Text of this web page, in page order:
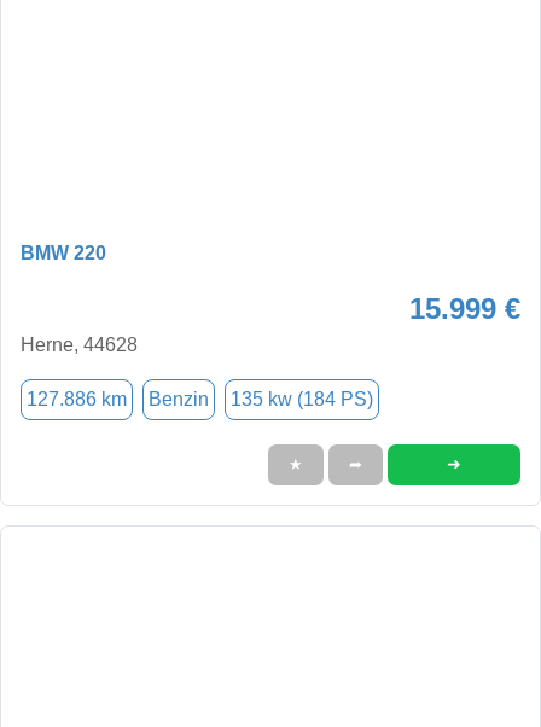
BMW 220
15.999 €
Herne, 44628
127.886 km Benzin 135 kw (184 PS)
★ ➦ ➜